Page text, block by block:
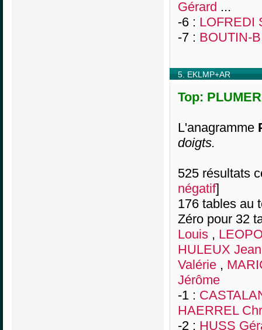
Gérard ...
-6 : LOFREDI
-7 : BOUTIN-
5. EKLMP+AR
Top:
L'anagramme
doigts.
525 résultats
négatif]
176 tables au
Zéro pour 32
Louis ,
HULEUX
Valérie ,
Jérôme
-1 :
HAERREL
-2 : HUSS